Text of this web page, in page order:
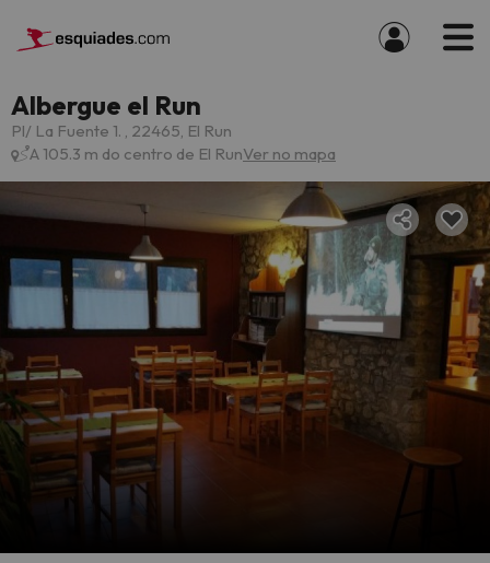
Albergue el Run
Pl/ La Fuente 1. , 22465, El Run
A 105.3 m do centro de El RunVer no mapa